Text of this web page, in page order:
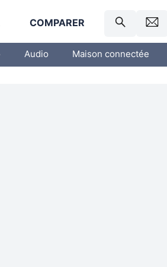
COMPARER
Audio Maison connectée